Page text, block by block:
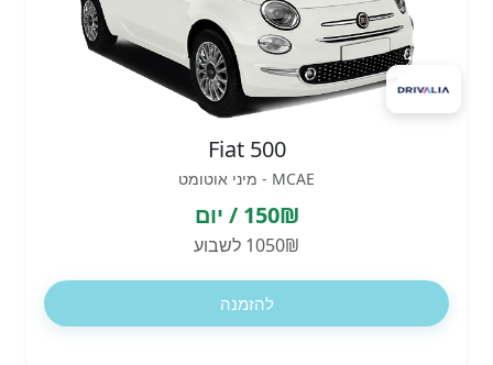
Fiat 500
MCAE - מיני אוטומט
150₪ / יום
1050₪ לשבוע
להזמנה